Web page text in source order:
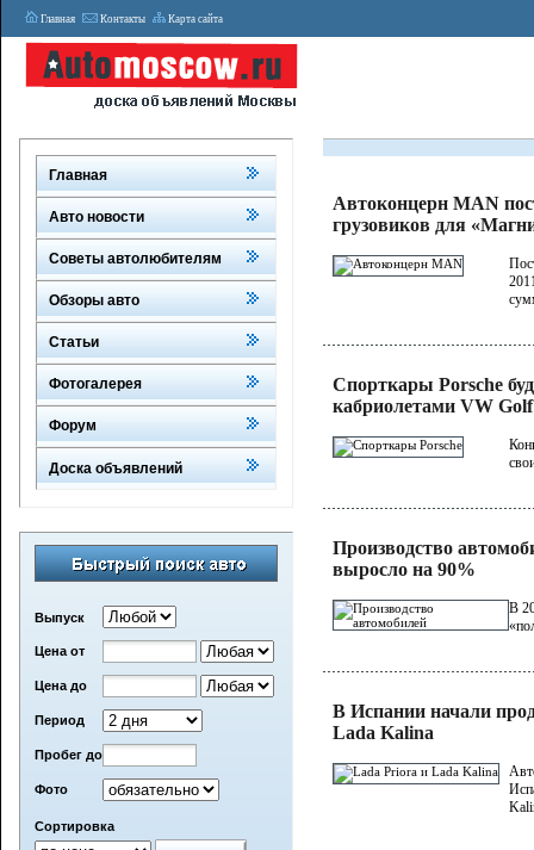
Главная Контакты Карта сайта
Главная
Авто новости
Советы автолюбителям
Обзоры авто
Статьи
Фотогалерея
Форум
Доска объявлений
Выпуск
Цена от
Цена до
Период
Пробег до
Фото
Сортировка
Автоконцерн MAN
грузовиков для
Спорткары Porsche
кабриолетами VW Golf
Производство
выросло на 90%
В
В Испании начали
Lada Kalina